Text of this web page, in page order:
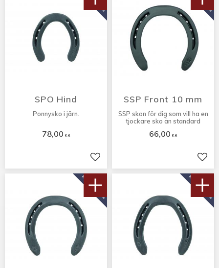
SPO Hind
Ponnysko i järn.
78,00 KR
Lägg till i favoriter
SSP Front 10 mm
SSP skon för dig som vill ha en
tjockare sko än standard
66,00 KR
KÖP 10 PAR FÅ 10% KÖP 10 PAR FÅ 10%